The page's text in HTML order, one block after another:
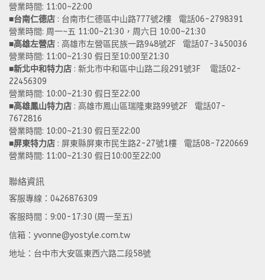
營業時間: 11:00~22:00
■台南仁德店 : 台南市仁德區中山路777號2樓   電話06-2798391
營業時間: 周一~五 11:00~21:30，周六日 10:00~21:30
■高雄左營店 : 高雄市左營區民族一路948號2F   電話07-3450036
營業時間: 11:00~21:30 假日至10:00至21:30
■新北中和特力店 : 新北市中和區中山路二段291號3F    電話02-
22456309
營業時間: 10:00~21:30 假日至22:00
■高雄鳳山特力店 : 高雄市鳳山區瑞隆東路99號2F   電話07-
7672816
營業時間: 10:00~21:30 假日至22:00
■屏東特力店 : 屏東縣屏東市民生路2-27號1樓   電話08-7220669
營業時間: 11:00~21:30 假日10:00至22:00
聯絡資訊
客服專線：0426876309
客服時間：9:00-17:30 (周一至五)
信箱：yvonne@yostyle.com.tw
地址：台中市大安區東西六路二段58號